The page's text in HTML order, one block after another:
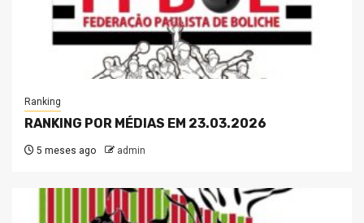
Ranking
RANKING POR MÉDIAS EM 23.03.2026
5 meses ago admin